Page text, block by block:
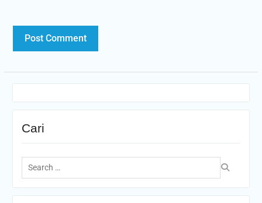
Cari
Search
for: